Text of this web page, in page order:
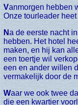
Vanmorgen hebben we onze eerste kennismakingsbijeenkomst met Dragoman gehad, en morgenochtend gaan we echt op pad.
Onze tourleader
Na de eerste nacht in hotel Vaishali, verhuizen we keurig terug naar hotel Marshyangdi, waar ze nu wel een kamer voor ons
hebben. Het hotel
maken, en hij kan
een toertje wil
een en ander willen
vermakelijk door de
Waar we ook twee dagen voor nodig hebben is het vaststellen van de tijd in Nepal. Als we opmerkelijk veel klokken gezien hebben
die een kwartier